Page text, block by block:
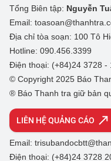
Tổng Biên tập: Nguyễn
Email:
Địa chỉ tòa soạn: 100 Tô
Hotline: 090.456.3399
Điện thoại: (+84)24 3728 -
© Copyright 2025 Báo
® Báo Thanh tra giữ bản
LIÊN HỆ QUẢNG CÁO
Email:
Điện thoại: (+84)24 3728